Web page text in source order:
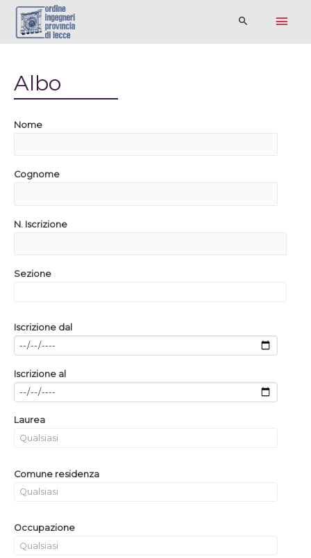
Albo
Nome
Cognome
N. Iscrizione
Sezione
Iscrizione dal
Iscrizione al
Laurea
Comune residenza
Occupazione